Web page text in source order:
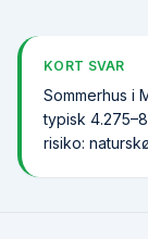
KORT SVAR
Sommerhus i
typisk
risiko: